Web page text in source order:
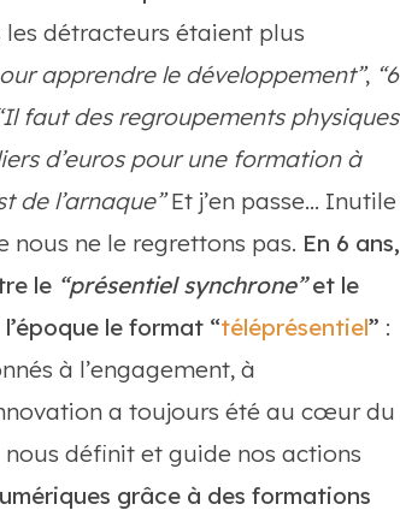
détracteurs étaient plus
apprendre le développement”, “6
faut des regroupements physiques
d’euros pour une formation à
de l’arnaque”Et j’en passe… Inutile
nous ne le regrettons pas. En 6 ans,
le “présentiel synchrone”et le
le format “téléprésentiel” :
à l’engagement, à
a toujours été au cœur du
définit et guide nos actions
grâce à des formations